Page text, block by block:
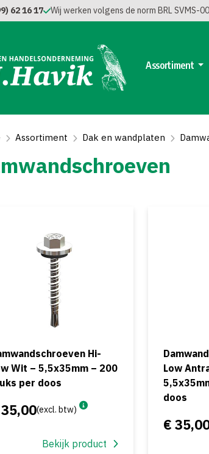
62 16 17 Wij werken volgens de norm BRL SVMS-
Assortiment
Assortiment Dak en wandplaten
Hi-
Wit – 5,5x35mm – 200
per doos
(excl. btw)
Bekijk product
Low
doos
€